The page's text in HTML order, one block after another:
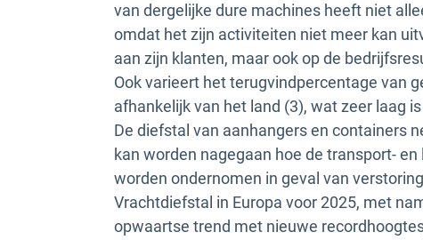
van dergelijke dure machines heeft niet
omdat het zijn activiteiten niet meer kan
aan zijn klanten, maar ook op de
Ook varieert het terugvindpercentage van
afhankelijk van het land (3), wat zeer laag
De diefstal van aanhangers en containers
kan worden nagegaan hoe de transport-
worden ondernomen in geval van
Vrachtdiefstal in Europa voor 2025, met
opwaartse trend met nieuwe